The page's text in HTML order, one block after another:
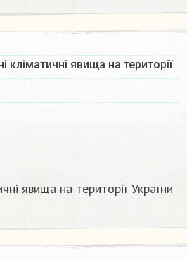
кліматичні явища на території
явища на території України